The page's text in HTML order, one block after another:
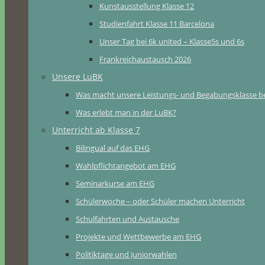
Kunstausstellung Klasse 12
Studienfahrt Klasse 11 Barcelona
Unser Tag bei 6k united – Klasse5s und 6s
Frankreichaustausch 2026
Unsere LuBK
Was macht unsere Leistungs- und Begabungsklasse
Was erlebt man in der LuBK?
Unterricht ab Klasse 7
Bilingual auf das EHG
Wahlpflichtangebot am EHG
Seminarkurse am EHG
Schülerwoche – oder Schüler machen Unterricht
Schulfahrten und Austausche
Projekte und Wettbewerbe am EHG
Politiktage und Juniorwahlen